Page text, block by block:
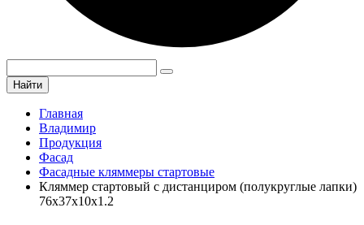
Найти
Главная
Владимир
Продукция
Фасад
Фасадные кляммеры стартовые
Кляммер стартовый с дистанциром (полукруглые лапки)
76х37х10х1.2